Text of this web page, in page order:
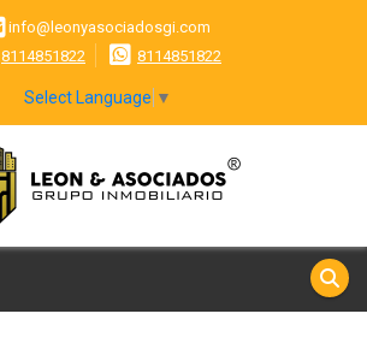
info@leonyasociadosgi.com
8114851822
8114851822
Select Language ▼